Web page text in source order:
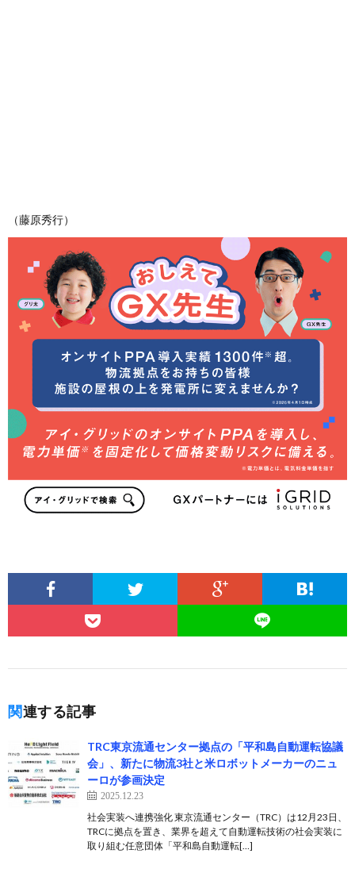
（藤原秀行）
関連する記事
TRC東京流通センター拠点の「平和島自動運転協議
会」、新たに物流3社と米ロボットメーカーのニュ
ーロが参画決定
2025.12.23
社会実装へ連携強化 東京流通センター（TRC）は12月23日、
TRCに拠点を置き、業界を超えて自動運転技術の社会実装に
取り組む任意団体「平和島自動運転[…]